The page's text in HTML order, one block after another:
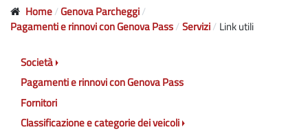
Home Genova Parcheggi
Pagamenti e rinnovi con Genova Pass Servizi Link utili
Società
Pagamenti e rinnovi con Genova Pass
Fornitori
Classificazione e categorie dei veicoli